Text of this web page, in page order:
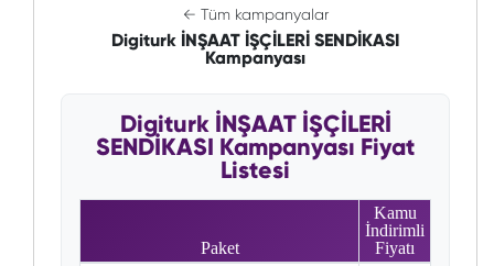
← Tüm kampanyalar
Digiturk İNŞAAT İŞÇİLERİ SENDİKASI
Kampanyası
Digiturk İNŞAAT İŞÇİLERİ
SENDİKASI Kampanyası Fiyat
Listesi
Paket
Kamu
İndirimli
Fiyatı